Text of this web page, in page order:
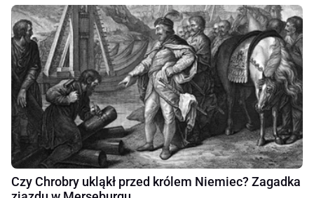
Czy Chrobry ukląkł przed królem Niemiec? Zagadka